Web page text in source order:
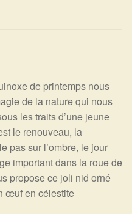
de printemps nous
de la nature qui nous
les traits d’une jeune
le renouveau, la
pas sur l’ombre, le jour
important dans la roue de
propose ce joli nid orné
œuf en célestite